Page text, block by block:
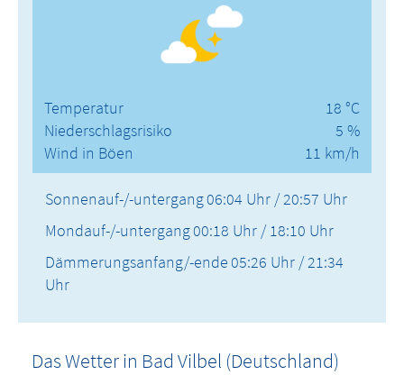
Temperatur
Niederschlagsrisiko
Wind in Böen
18 °C
5 %
11 km/h
Sonnenauf-/-untergang06:04 Uhr / 20:57 Uhr
Mondauf-/-untergang00:18 Uhr / 18:10 Uhr
Dämmerungsanfang/-ende05:26 Uhr / 21:34
Uhr
Das Wetter in Bad Vilbel (Deutschland)